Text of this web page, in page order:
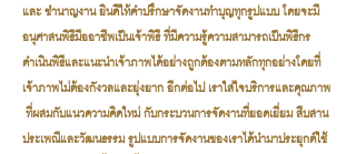
และ ชำนาญงาน ยินดีให้คำปรึกษาจัดงานทำบุญทุกรูปแบบ โดยจะมี
อนุศาสนพิธีมืออาชีพเป็นเจ้าพิธี ที่มีความรู้ความสามารถเป็นพิธีกร
ดำเนินพิธีและแนะนำเจ้าภาพได้อย่างถูกต้องตามหลักทุกอย่างโดยที่
เจ้าภาพไม่ต้องกังวลและยุ่งยาก อีกต่อไป เราใส่ใจบริการและคุณภาพ
ที่ผสมกับแนวความคิดใหม่ กับกระบวนการจัดงานที่ยอดเยี่ยม สืบสาน
ประเพณีและวัฒนธรรม รูปแบบการจัดงานของเราได้นำมาประยุกต์ใช้